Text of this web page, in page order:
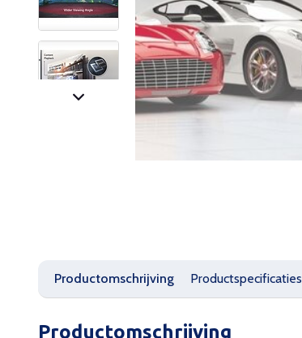
Productomschrijving Productspecificaties
Productomschrijving